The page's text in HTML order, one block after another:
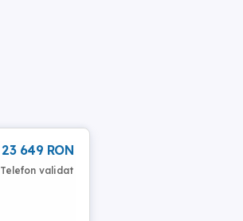
23 649 RON
Telefon validat